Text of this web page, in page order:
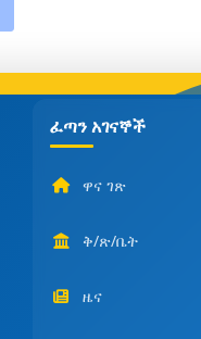
ፈጣን አገናኞች
ዋና ገጽ
ቅ/ጽ/ቤት
ዜና